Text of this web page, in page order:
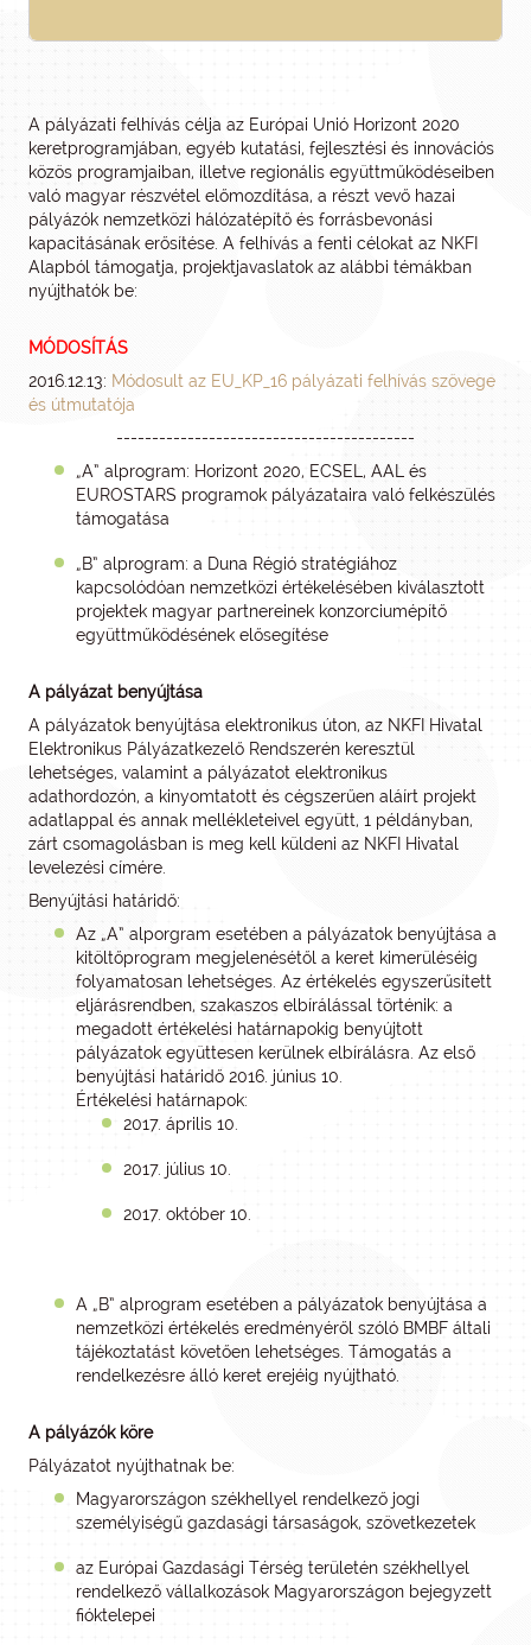
A pályázati felhívás célja az Európai Unió Horizont 2020
keretprogramjában, egyéb kutatási, fejlesztési és innovációs
közös programjaiban, illetve regionális együttműködéseiben
való magyar részvétel előmozdítása, a részt vevő hazai
pályázók nemzetközi hálózatépítő és forrásbevonási
kapacitásának erősítése. A felhívás a fenti célokat az NKFI
Alapból támogatja, projektjavaslatok az alábbi témákban
nyújthatók be:
MÓDOSÍTÁS
2016.12.13: Módosult az EU_KP_16 pályázati felhívás szövege
és útmutatója
------------------------------------------
„A” alprogram: Horizont 2020, ECSEL, AAL és
EUROSTARS programok pályázataira való felkészülés
támogatása
„B” alprogram: a Duna Régió stratégiához
kapcsolódóan nemzetközi értékelésében kiválasztott
projektek magyar partnereinek konzorciumépítő
együttműködésének elősegítése
A pályázat benyújtása
A pályázatok benyújtása elektronikus úton, az NKFI Hivatal
Elektronikus Pályázatkezelő Rendszerén keresztül
lehetséges, valamint a pályázatot elektronikus
adathordozón, a kinyomtatott és cégszerűen aláírt projekt
adatlappal és annak mellékleteivel együtt, 1 példányban,
zárt csomagolásban is meg kell küldeni az NKFI Hivatal
levelezési címére.
Benyújtási határidő:
Az „A” alporgram esetében a pályázatok benyújtása a
kitöltőprogram megjelenésétől a keret kimerüléséig
folyamatosan lehetséges. Az értékelés egyszerűsített
eljárásrendben, szakaszos elbírálással történik: a
megadott értékelési határnapokig benyújtott
pályázatok együttesen kerülnek elbírálásra. Az első
benyújtási határidő 2016. június 10.
Értékelési határnapok:
2017. április 10.
2017. július 10.
2017. október 10.
A „B” alprogram esetében a pályázatok benyújtása a
nemzetközi értékelés eredményéről szóló BMBF általi
tájékoztatást követően lehetséges. Támogatás a
rendelkezésre álló keret erejéig nyújtható.
A pályázók köre
Pályázatot nyújthatnak be:
Magyarországon székhellyel rendelkező jogi
személyiségű gazdasági társaságok, szövetkezetek
az Európai Gazdasági Térség területén székhellyel
rendelkező vállalkozások Magyarországon bejegyzett
fióktelepei